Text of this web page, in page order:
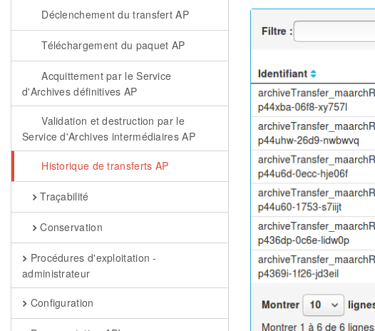
Déclenchement du transfert AP
Téléchargement du paquet AP
Acquittement par le Service
d'Archives définitives AP
Validation et destruction par le
Service d'Archives intermédiaires AP
Historique de transferts AP
Traçabilité
Conservation
Procédures d'exploitation -
administrateur
Configuration